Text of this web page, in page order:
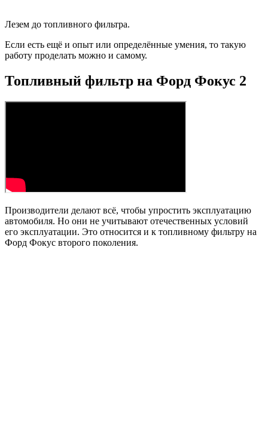
Лезем до топливного фильтра.
Если есть ещё и опыт или определённые умения, то такую
работу проделать можно и самому.
Топливный фильтр на Форд Фокус 2
Производители делают всё, чтобы упростить эксплуатацию
автомобиля. Но они не учитывают отечественных условий
его эксплуатации. Это относится и к топливному фильтру на
Форд Фокус второго поколения.